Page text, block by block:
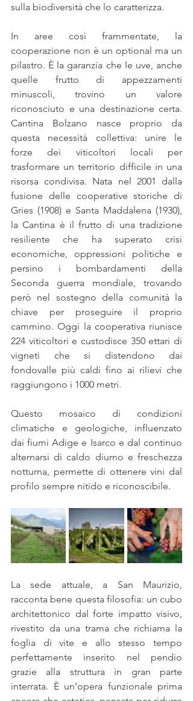
sulla biodiversità che lo caratterizza.
In aree così frammentate, la
cooperazione non è un optional ma un
pilastro. È la garanzia che le uve, anche
quelle frutto di appezzamenti
minuscoli, trovino un valore
riconosciuto e una destinazione certa.
Cantina Bolzano nasce proprio da
questa necessità collettiva: unire le
forze dei viticoltori locali per
trasformare un territorio difficile in una
risorsa condivisa. Nata nel 2001 dalla
fusione delle cooperative storiche di
Gries (1908) e Santa Maddalena (1930),
la Cantina è il frutto di una tradizione
resiliente che ha superato crisi
economiche, oppressioni politiche e
persino i bombardamenti della
Seconda guerra mondiale, trovando
però nel sostegno della comunità la
chiave per proseguire il proprio
cammino. Oggi la cooperativa riunisce
224 viticoltori e custodisce 350 ettari di
vigneti che si distendono dai
fondovalle più caldi fino ai rilievi che
raggiungono i 1000 metri.
Questo mosaico di condizioni
climatiche e geologiche, influenzato
dai fiumi Adige e Isarco e dal continuo
alternarsi di caldo diurno e freschezza
notturna, permette di ottenere vini dal
profilo sempre nitido e riconoscibile.
La sede attuale, a San Maurizio,
racconta bene questa filosofia: un cubo
architettonico dal forte impatto visivo,
rivestito da una trama che richiama la
foglia di vite e allo stesso tempo
perfettamente inserito nel pendio
grazie alla struttura in gran parte
interrata. È un’opera funzionale prima